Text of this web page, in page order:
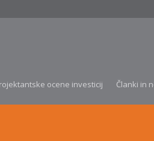
ocene investicij Članki in